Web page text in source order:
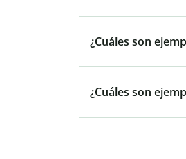
¿Cuáles son
¿Cuáles son